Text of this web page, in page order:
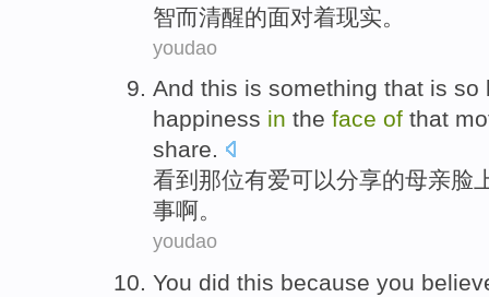
智而清醒的面对着现实 。
youdao
And this is something that is so
happiness in the face of that
share.
看到 那位有爱可以分享的母亲脸
事啊。
youdao
You did this because you